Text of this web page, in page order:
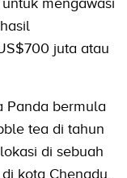
juta atau
Panda bermula
tea di tahun
di sebuah
kota Chengdu,